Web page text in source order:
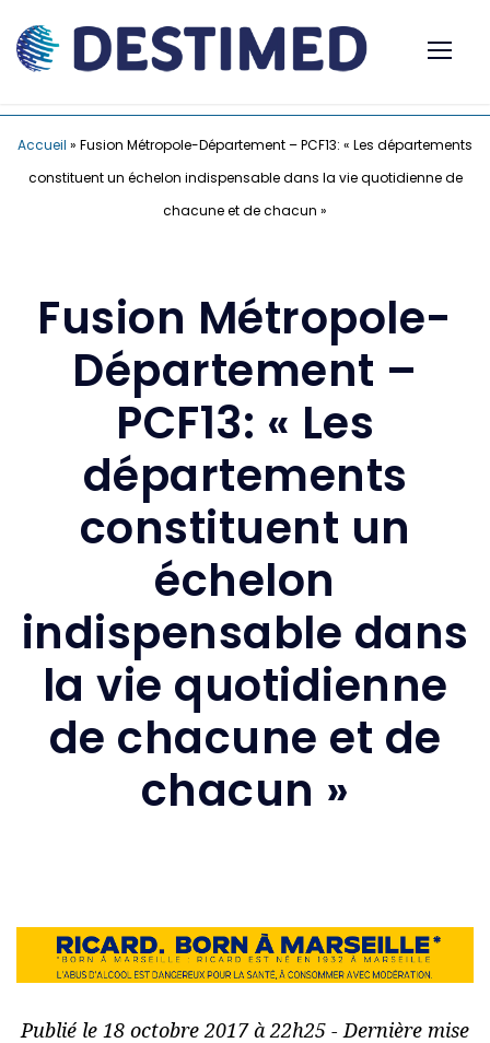
Accueil » Fusion Métropole-Département – PCF13: « Les départements
constituent un échelon indispensable dans la vie quotidienne de
chacune et de chacun »
Fusion Métropole-
Département –
PCF13: « Les
départements
constituent un
échelon
indispensable dans
la vie quotidienne
de chacune et de
chacun »
Publié le 18 octobre 2017 à 22h25 - Dernière mise